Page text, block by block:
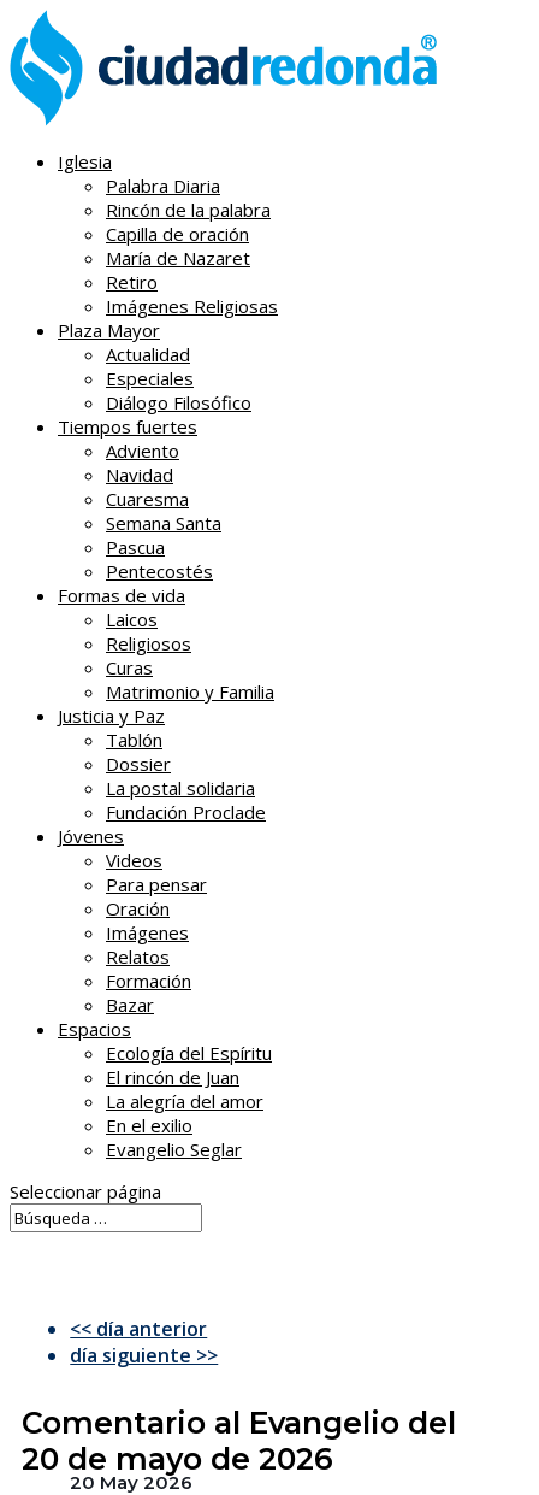
Iglesia
Palabra Diaria
Rincón de la palabra
Capilla de oración
María de Nazaret
Retiro
Imágenes Religiosas
Plaza Mayor
Actualidad
Especiales
Diálogo Filosófico
Tiempos fuertes
Adviento
Navidad
Cuaresma
Semana Santa
Pascua
Pentecostés
Formas de vida
Laicos
Religiosos
Curas
Matrimonio y Familia
Justicia y Paz
Tablón
Dossier
La postal solidaria
Fundación Proclade
Jóvenes
Videos
Para pensar
Oración
Imágenes
Relatos
Formación
Bazar
Espacios
Ecología del Espíritu
El rincón de Juan
La alegría del amor
En el exilio
Evangelio Seglar
Seleccionar página
<< día anterior
día siguiente >>
Comentario al Evangelio del
20 de mayo de 2026
20 May 2026